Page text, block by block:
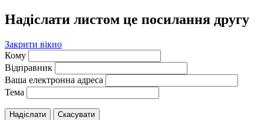
Надіслати листом це посилання другу
Закрити вікно
Кому
Відправник
Ваша електронна адреса
Тема
Надіслати Скасувати